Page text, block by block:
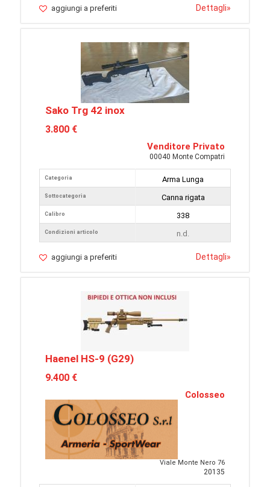
aggiungi a preferiti Dettagli»
Sako Trg 42 inox
3.800 €
Venditore Privato
00040 Monte Compatri
Categoria
Sottocategoria
Calibro
Condizioni articolo
Arma Lunga
Canna rigata
338
n.d.
aggiungi a preferiti Dettagli»
Haenel HS-9 (G29)
9.400 €
Colosseo
Viale Monte Nero 76
20135